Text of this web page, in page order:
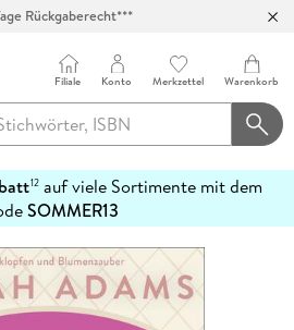
Rückgaberecht***
Filiale Konto Merkzettel Warenkorb
12auf viele Sortimente mit dem
SOMMER13